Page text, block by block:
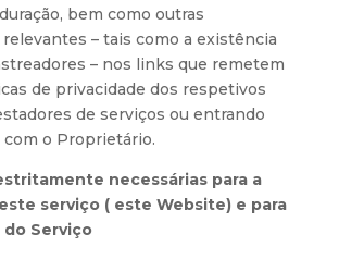
bem como outras
– tais como a existência
– nos links que remetem
de privacidade dos respetivos
de serviços ou entrando
o Proprietário.
necessárias para a
serviço ( este Website) e para
Serviço